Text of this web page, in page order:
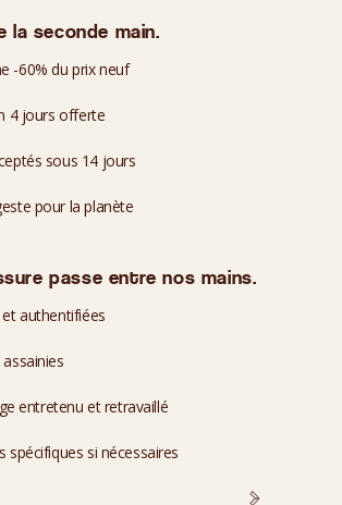
la seconde main.
-60% du prix neuf
4 jours offerte
sous 14 jours
pour la planète
passe entre nos mains.
authentifiées
entretenu et retravaillé
spécifiques si nécessaires